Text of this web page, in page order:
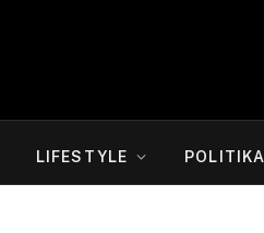
LIFESTYLE POLITIKA